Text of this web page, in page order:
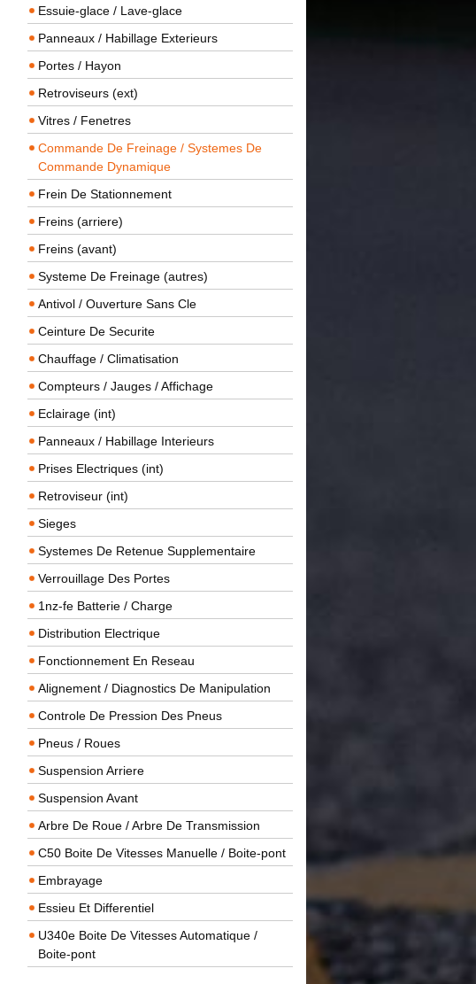
Essuie-glace / Lave-glace
Panneaux / Habillage Exterieurs
Portes / Hayon
Retroviseurs (ext)
Vitres / Fenetres
Commande De Freinage / Systemes De
Commande Dynamique
Frein De Stationnement
Freins (arriere)
Freins (avant)
Systeme De Freinage (autres)
Antivol / Ouverture Sans Cle
Ceinture De Securite
Chauffage / Climatisation
Compteurs / Jauges / Affichage
Eclairage (int)
Panneaux / Habillage Interieurs
Prises Electriques (int)
Retroviseur (int)
Sieges
Systemes De Retenue Supplementaire
Verrouillage Des Portes
1nz-fe Batterie / Charge
Distribution Electrique
Fonctionnement En Reseau
Alignement / Diagnostics De Manipulation
Controle De Pression Des Pneus
Pneus / Roues
Suspension Arriere
Suspension Avant
Arbre De Roue / Arbre De Transmission
C50 Boite De Vitesses Manuelle / Boite-pont
Embrayage
Essieu Et Differentiel
U340e Boite De Vitesses Automatique /
Boite-pont